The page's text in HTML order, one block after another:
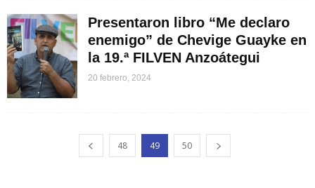
Presentaron libro “Me declaro
enemigo” de Chevige Guayke en
la 19.ª FILVEN Anzoátegui
20 febrero, 2024
48 49 50